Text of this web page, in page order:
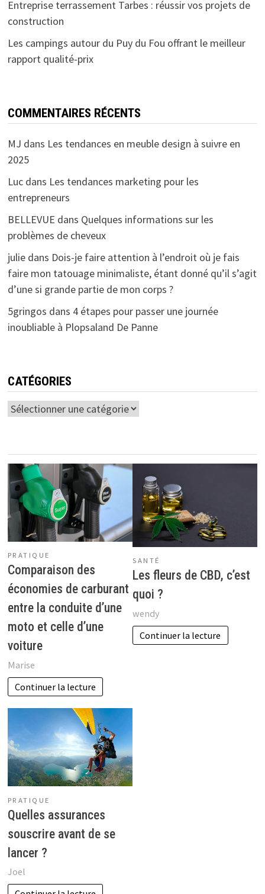
Entreprise terrassement Tarbes : réussir vos projets de
construction
Les campings autour du Puy du Fou offrant le meilleur
rapport qualité-prix
COMMENTAIRES RÉCENTS
MJ dans Les tendances en meuble design à suivre en
2025
Lucdans Les tendances marketing pour les
entrepreneurs
BELLEVUE dans Quelques informations sur les
problèmes de cheveux
juliedans Dois-je faire attention à l’endroit où je fais
faire mon tatouage minimaliste, étant donné qu’il s’agit
d’une si grande partie de mon corps ?
5gringos dans 4 étapes pour passer une journée
inoubliable à Plopsaland De Panne
CATÉGORIES
Catégories
PRATIQUE
Comparaison des
économies de carburant
entre la conduite d’une
moto et celle d’une
voiture
Marise
Continuer la lecture
SANTÉ
Les fleurs de CBD, c’est
quoi ?
wendy
Continuer la lecture
PRATIQUE
Quelles assurances
souscrire avant de se
lancer ?
Joel